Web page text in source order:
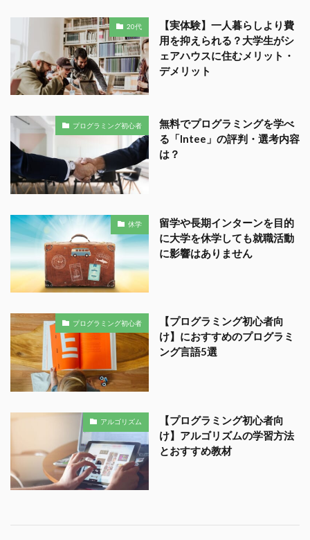
20代
【実体験】一人暮らしより費
用を抑えられる？大学生がシ
ェアハウスに住むメリット・
デメリット
プログラミング初心者
無料でプログラミングを学べ
る「Intee」の評判・選考内容
は？
休学
留学や長期インターンを目的
に大学を休学しても就職活動
に影響はありません
プログラミング初心者
【プログラミング初心者向
け】におすすめのプログラミ
ング言語5選
アルゴリズム
【プログラミング初心者向
け】アルゴリズムの学習方法
とおすすめ教材